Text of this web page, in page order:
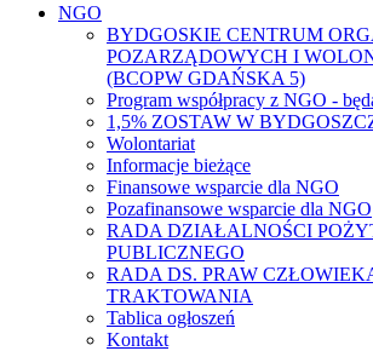
NGO
BYDGOSKIE CENTRUM
POZARZĄDOWYCH I
(BCOPW GDAŃSKA 5)
Program współpracy z NGO -
1,5% ZOSTAW W
Wolontariat
Informacje bieżące
Finansowe wsparcie dla NGO
Pozafinansowe wsparcie dla NGO
RADA DZIAŁALNOŚCI
PUBLICZNEGO
RADA DS. PRAW
TRAKTOWANIA
Tablica ogłoszeń
Kontakt